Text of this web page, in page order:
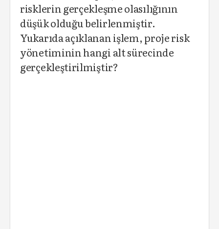
risklerin gerçekleşme olasılığının
düşük olduğu belirlenmiştir.
Yukarıda açıklanan işlem, proje risk
yönetiminin hangi alt sürecinde
gerçekleştirilmiştir?